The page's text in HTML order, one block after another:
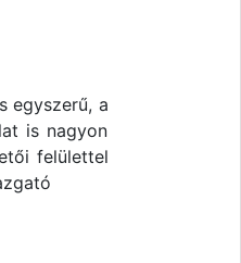
egyszerű, a
is nagyon
felülettel